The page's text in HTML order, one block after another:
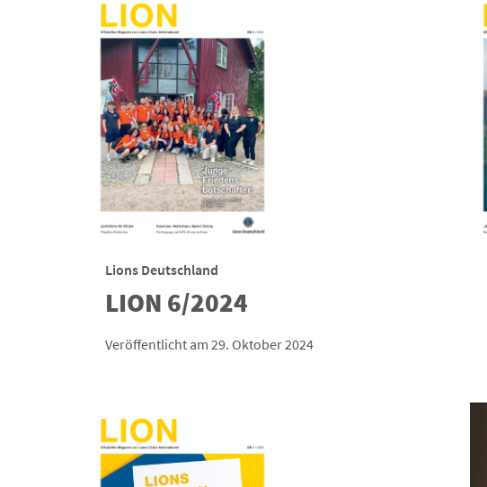
Lions Deutschland
LION 6/2024
Veröffentlicht am 29. Oktober 2024